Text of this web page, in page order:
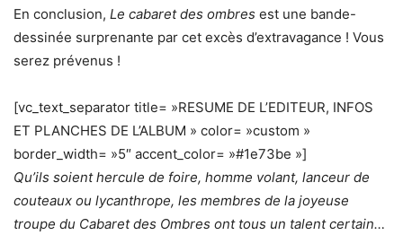
En conclusion, Le cabaret des ombres est une bande-
dessinée surprenante par cet excès d’extravagance ! Vous
serez prévenus !
[vc_text_separator title= »RESUME DE L’EDITEUR, INFOS
ET PLANCHES DE L’ALBUM » color= »custom »
border_width= »5″ accent_color= »#1e73be »]
Qu’ils soient hercule de foire, homme volant, lanceur de
couteaux ou lycanthrope, les membres de la joyeuse
troupe du Cabaret des Ombres ont tous un talent certain…